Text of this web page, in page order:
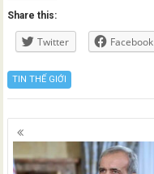
Share this:
Twitter Facebook
TIN THẾ GIỚI
Posts
navigation